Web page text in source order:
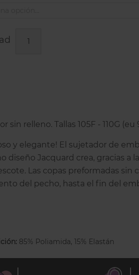
sin relleno. Tallas 105F - 110G (eu
y elegante! El sujetador de
diseño Jacquard crea, gracias a
Las copas preformadas sin
del pecho, hasta el fin del
natural del pecho. ENTREGA
85% Poliamida, 15% Elastán